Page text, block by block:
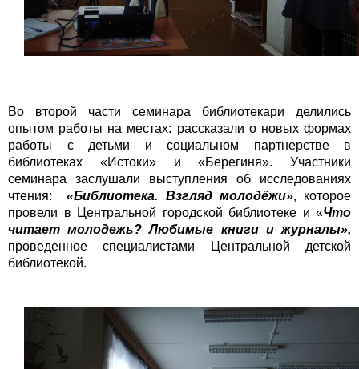
Во второй части семинара библиотекари делились
опытом работы на местах: рассказали о новых формах
работы с детьми и социальном партнерстве в
библиотеках «Истоки» и «Берегиня». Участники
семинара заслушали выступления об исследованиях
чтения:«Библиотека. Взгляд молодёжи», которое
провели в Центральной городской библиотеке и «Что
читает молодежь? Любимые книги и журналы»,
проведенное специалистами Центральной детской
библиотекой.